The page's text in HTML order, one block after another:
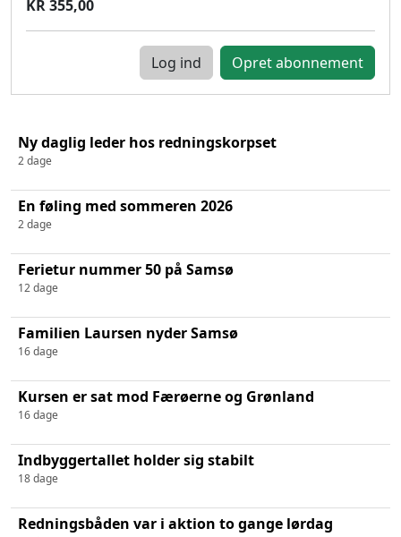
KR 355,00
Log ind
Ny daglig leder hos redningskorpset
2 dage
En føling med sommeren 2026
2 dage
Ferietur nummer 50 på Samsø
12 dage
Familien Laursen nyder Samsø
16 dage
Kursen er sat mod Færøerne og Grønland
16 dage
Indbyggertallet holder sig stabilt
18 dage
Redningsbåden var i aktion to gange lørdag